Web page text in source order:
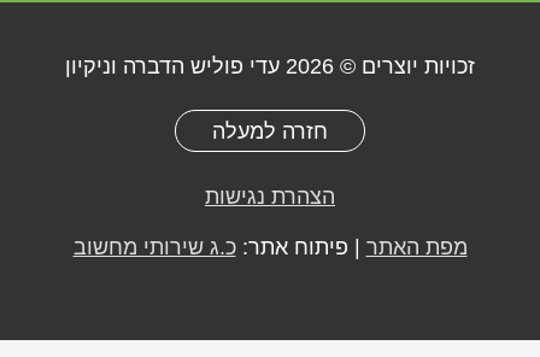
זכויות יוצרים © 2026 עדי פוליש הדברה וניקיון
חזרה למעלה
הצהרת נגישות
מפת האתר | פיתוח אתר:כ.ג שירותי מחשוב